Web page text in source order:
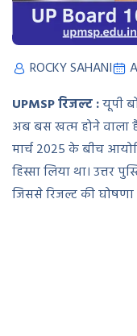
ROCKY SAHANI
UPMSP रिजल्ट :यूपी
अब बस खत्म होने वाला
मार्च 2025 के बीच
हिस्सा लिया था। उत्तर
जिससे रिजल्ट की